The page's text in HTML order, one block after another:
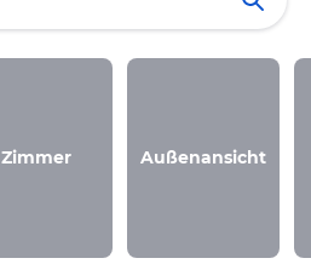
Zimmer Außenansicht